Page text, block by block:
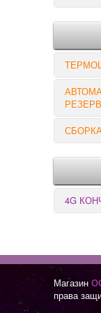
4G
Магазин
права